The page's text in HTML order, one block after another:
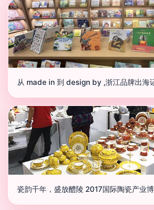
从 made in 到 design by ,浙江品牌出海
瓷韵千年，盛放醴陵 2017国际陶瓷产业